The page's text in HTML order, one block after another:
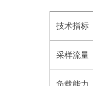
技术指标
采样流量
负载能力